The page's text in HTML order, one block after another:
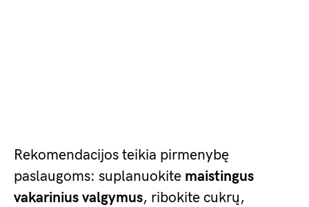
Rekomendacijos teikia pirmenybę
paslaugoms: suplanuokite maistingus
vakarinius valgymus, ribokite cukrų,